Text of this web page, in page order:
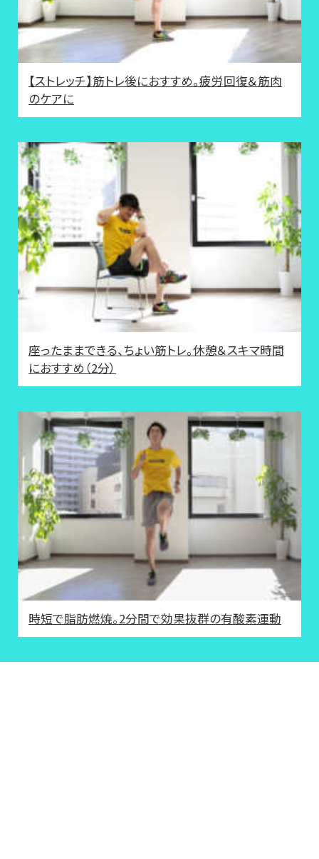
【ストレッチ】筋トレ後におすすめ。疲労回復＆筋肉
のケアに
座ったままできる、ちょい筋トレ。休憩＆スキマ時間
におすすめ（2分）
時短で脂肪燃焼。2分間で効果抜群の有酸素運動